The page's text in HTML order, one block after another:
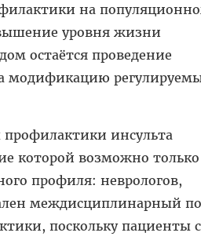
на
уровня жизни
остаётся проведение
модификацию
инсульта
которой возможно
профиля: неврологов,
междисциплинарный
поскольку пациенты с